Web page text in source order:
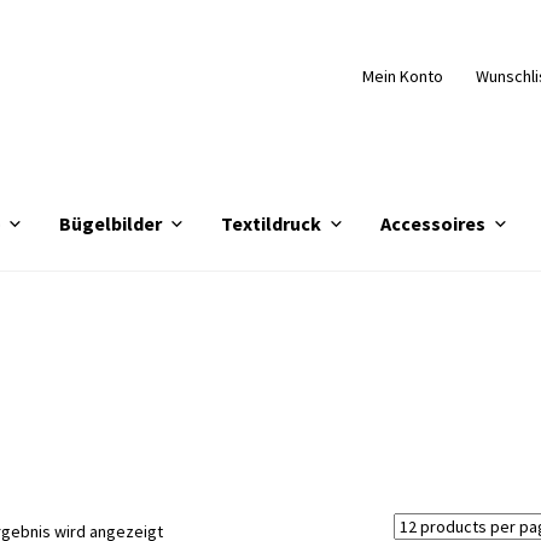
Mein Konto
Bügelbilder Textildruck Accessoires
wird angezeigt